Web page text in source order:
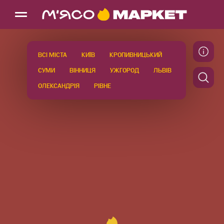
ВСІ МІСТА КИЇВ КРОПИВНИЦЬКИЙ
СУМИ ВІННИЦЯ УЖГОРОД ЛЬВІВ
ОЛЕКСАНДРІЯ РІВНЕ